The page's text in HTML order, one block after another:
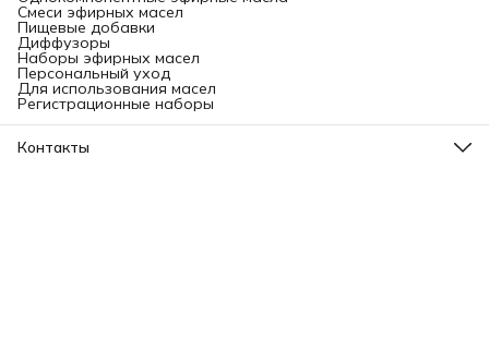
Смеси эфирных масел
Пищевые добавки
Диффузоры
Наборы эфирных масел
Персональный уход
Для использования масел
Регистрационные наборы
Контакты